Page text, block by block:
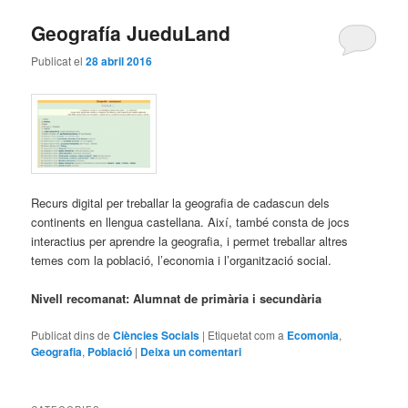
Geografía JueduLand
Publicat el28 abril 2016
Recurs digital per treballar la geografia de cadascun dels
continents en llengua castellana. Així, també consta de jocs
interactius per aprendre la geografia, i permet treballar altres
temes com la població, l’economia i l’organització social.
Nivell recomanat: Alumnat de primària i secundària
Publicat dins de Ciències Socials | Etiquetat com a Ecomonia,
Geografia, Població | Deixa un comentari